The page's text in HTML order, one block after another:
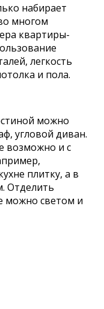
набирает
многом
квартиры-
легкость
и пола.
можно
угловой диван.
возможно и с
плитку, а в
Отделить
можно светом и